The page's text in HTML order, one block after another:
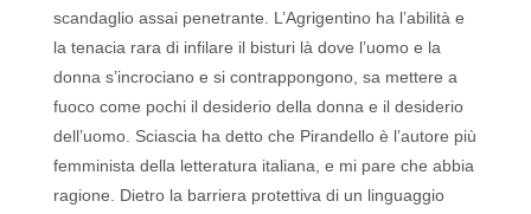
scandaglio assai penetrante. L’Agrigentino ha l’abilità e
la tenacia rara di infilare il bisturi là dove l’uomo e la
donna s’incrociano e si contrappongono, sa mettere a
fuoco come pochi il desiderio della donna e il desiderio
dell’uomo. Sciascia ha detto che Pirandello è l’autore più
femminista della letteratura italiana, e mi pare che abbia
ragione. Dietro la barriera protettiva di un linguaggio